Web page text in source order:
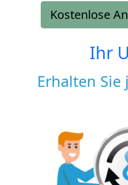
Kostenlose
Ihr
Erhalten